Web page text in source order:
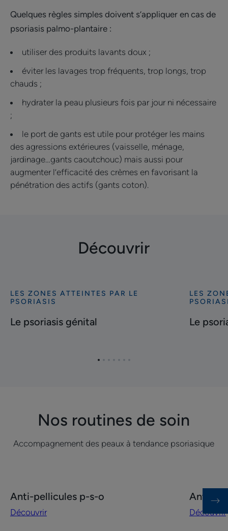
Quelques règles simples doivent s’appliquer en cas de
psoriasis palmo-plantaire :
utiliser des produits lavants doux ;
éviter les lavages trop fréquents, trop longs, trop
chauds ;
hydrater la peau plusieurs fois par jour ni nécessaire
;
le port de gants est utile pour protéger les mains
des agressions extérieures (vaisselle, ménage,
jardinage…gants caoutchouc) mais aussi pour
augmenter l’efficacité des crèmes en favorisant la
pénétration des actifs (gants coton).
Découvrir
Découvrir
psoriasis
LES ZONES ATTEINTES PAR LE
PSORIASIS
Le psoriasis génital
Découvrir
psoriasis
LES
Le
Aller
Aller
Aller
Aller
Aller
Aller
Aller
Nos routines de soin
Accompagnement des peaux à tendance psoriasique
Anti-
pellicules
Anti-pellicules p-s-o
Découvrir
Découvrir
Anti-
plaques
Anti-
Découvrir